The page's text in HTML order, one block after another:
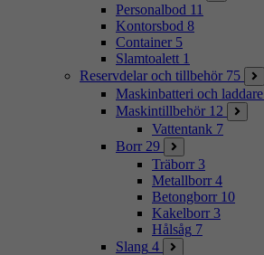
Personalbod 11
Kontorsbod 8
Container 5
Slamtoalett 1
Reservdelar och tillbehör 75
Maskinbatteri och laddare
Maskintillbehör 12
Vattentank 7
Borr 29
Träborr 3
Metallborr 4
Betongborr 10
Kakelborr 3
Hålsåg 7
Slang 4